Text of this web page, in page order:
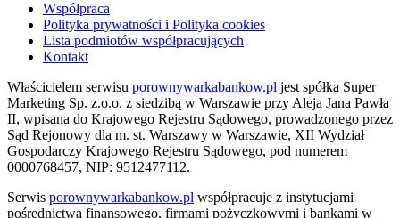
Współpraca
Polityka prywatności i Polityka cookies
Lista podmiotów współpracujących
Kontakt
Właścicielem serwisu porownywarkabankow.pl jest spółka Super
Marketing Sp. z.o.o. z siedzibą w Warszawie przy Aleja Jana Pawła
II, wpisana do Krajowego Rejestru Sądowego, prowadzonego przez
Sąd Rejonowy dla m. st. Warszawy w Warszawie, XII Wydział
Gospodarczy Krajowego Rejestru Sądowego, pod numerem
0000768457, NIP: 9512477112.
Serwis porownywarkabankow.pl współpracuje z instytucjami
pośrednictwa finansowego, firmami pożyczkowymi i bankami w